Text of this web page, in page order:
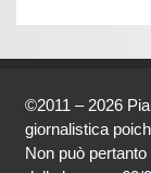
©2011 – 2026
giornalistica
Non può